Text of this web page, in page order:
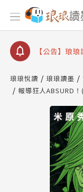
【公告】因
停部分閱讀服
【公告】琅
【公告】琅
請圖文教學
【公告】琅琅
查詢
【公告】因
停部分閱讀服
琅琅悅讀 琅琅讀墨
報導狂人ABSURD！